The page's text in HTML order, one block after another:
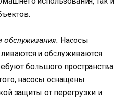
обслуживания. Насосы
и обслуживаются.
большого пространства
насосы оснащены
защиты от перегрузки и